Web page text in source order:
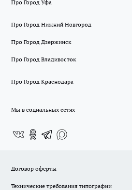
Про Город Уфа
Про Город Нижний Новгород
Про Город Дзержинск
Про Город Владивосток
Про Город Краснодара
Мы в социальных сетях
Договор оферты
Технические требования типографии